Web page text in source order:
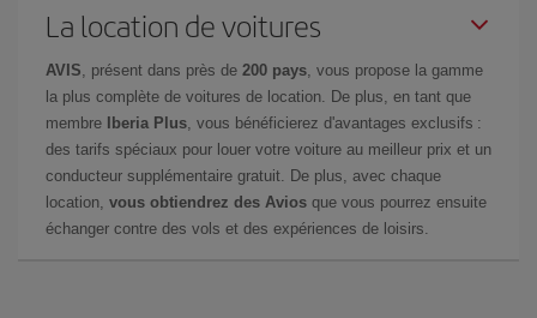
La location de voitures
AVIS , présent dans près de 200 pays , vous propose la gamme
la plus complète de voitures de location. De plus, en tant que
membre
Iberia Plus , vous bénéficierez d'avantages exclusifs :
des tarifs spéciaux pour louer votre voiture au meilleur prix et un
conducteur supplémentaire gratuit. De plus, avec chaque
location, vous obtiendrez des Avios que vous pourrez ensuite
échanger contre des vols et des expériences de loisirs.